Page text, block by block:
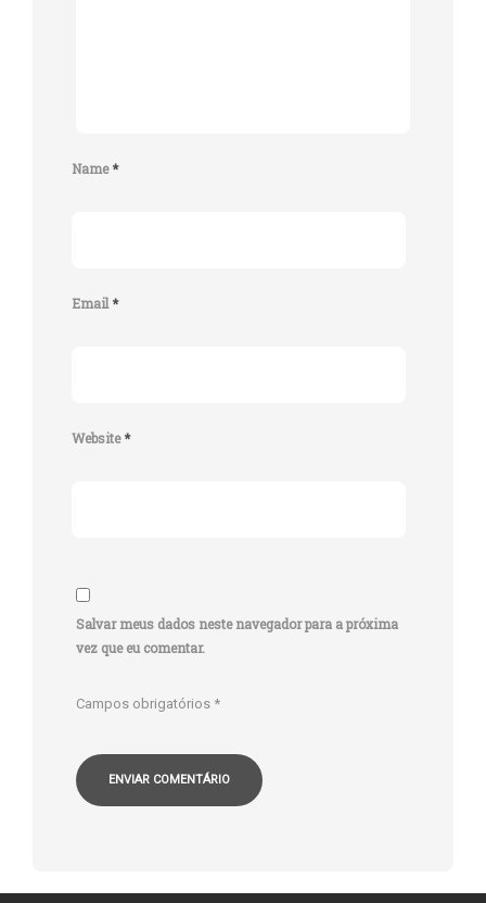
Name*
Email *
Website*
Salvar meus dados neste navegador para a próxima
vez que eu comentar.
Campos obrigatórios *